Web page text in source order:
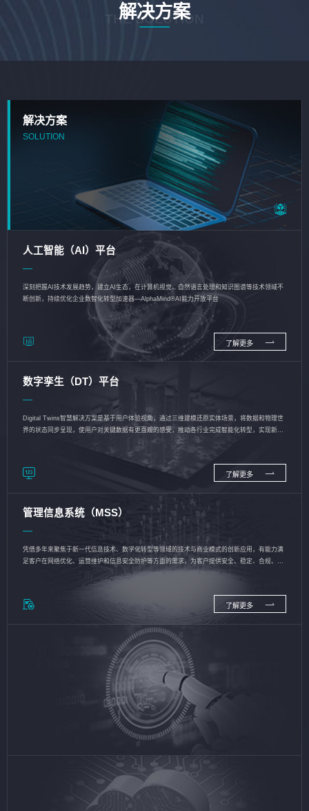
解决方案
THE SOLUTION
解决方案
SOLUTION
人工智能（AI）平台
深刻把握AI技术发展趋势，建立AI生态，在计算机视觉、自然语言处理和知识图谱等技术领域不
断创新，持续优化企业数智化转型加速器—AlphaMind®AI能力开放平台
了解更多
数字孪生（DT）平台
Digital Twins智慧解决方案是基于用户体验视角，通过三维建模还原实体场景，将数据和物理世
界的状态同步呈现，使用户对关键数据有更直观的感受，推动各行业完成智能化转型，实现新旧
了解更多
管理信息系统（MSS）
凭借多年来聚焦于新一代信息技术、数字化转型等领域的技术与商业模式的创新应用，有能力满
足客户在网络优化、运营维护和信息安全防护等方面的需求，为客户提供安全、稳定、合规、持
了解更多